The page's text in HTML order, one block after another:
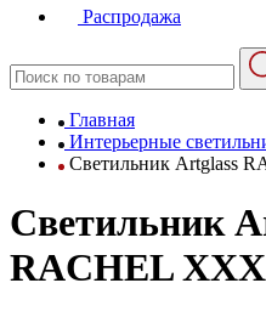
Распродажа
Главная
Интерьерные
Светильник Artglass
Светильник
RACHEL